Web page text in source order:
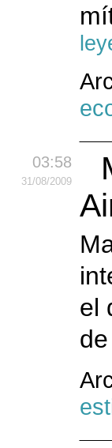
03:58
31/08/2009
el